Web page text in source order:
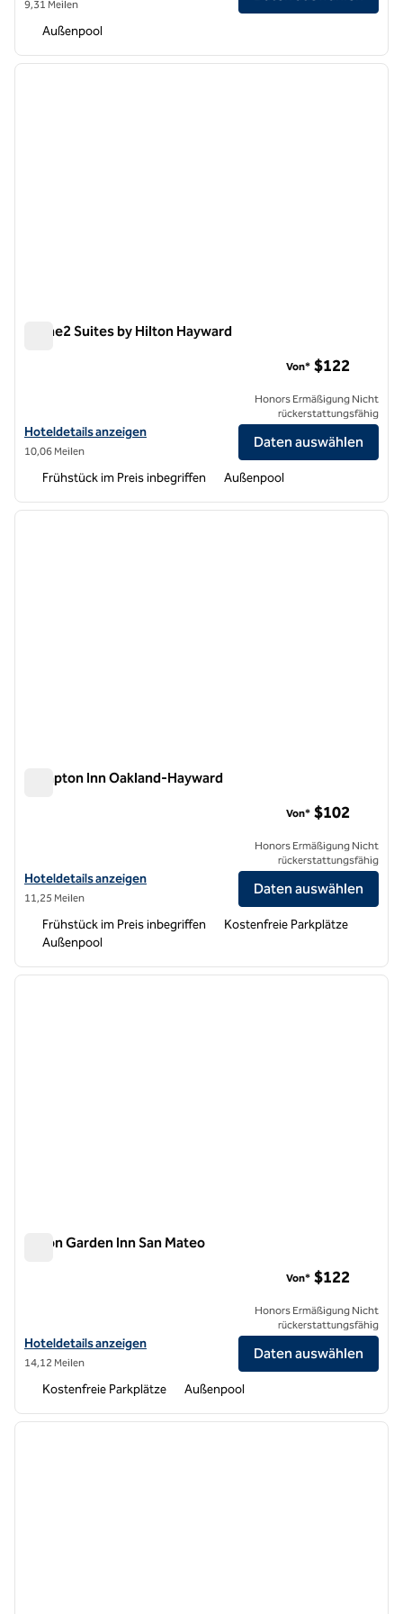
9,31 Meilen
Außenpool
1 von 6
Home2 Suites by Hilton Hayward
Hoteldetails für Home2 Suites by Hilton Hayward anzeigen
Hoteldetails anzeigen
10,06 Meilen
Von* $122
Honors Ermäßigung Nicht
rückerstattungsfähig
Daten auswählen
Frühstück im Preis inbegriffen Außenpool
1 von 12
Hampton Inn Oakland-Hayward
Hoteldetails für das Hampton Inn Oakland-Hayward anzeigen
Hoteldetails anzeigen
11,25 Meilen
Von* $102
Honors Ermäßigung Nicht
rückerstattungsfähig
Daten auswählen
Frühstück im Preis inbegriffen
Kostenfreie Parkplätze
Außenpool
1 von 12
Hilton Garden Inn San Mateo
Hoteldetails für das Hilton Garden Inn San Mateo anzeigen
Hoteldetails anzeigen
14,12 Meilen
Von* $122
Honors Ermäßigung Nicht
rückerstattungsfähig
Daten auswählen
Kostenfreie Parkplätze Außenpool
1 von 12